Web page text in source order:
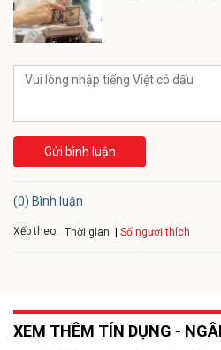
Gửi bình luận
(0) Bình luận
Xếp theo: Thời gian Số người thích
XEM THÊM TÍN DỤNG -